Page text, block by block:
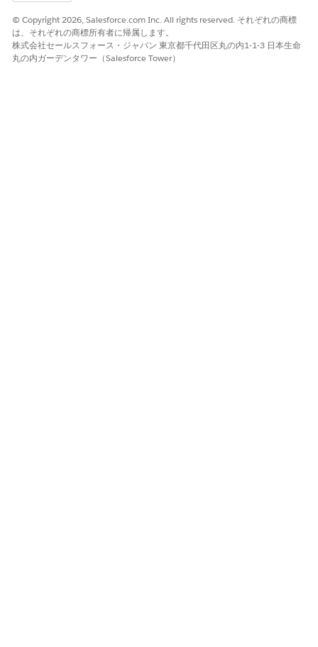
© Copyright 2026, Salesforce.com Inc. All rights reserved. それぞれの商標
は、それぞれの商標所有者に帰属します。
株式会社セールスフォース・ジャパン 東京都千代田区丸の内1-1-3 日本生命
丸の内ガーデンタワー（Salesforce Tower）